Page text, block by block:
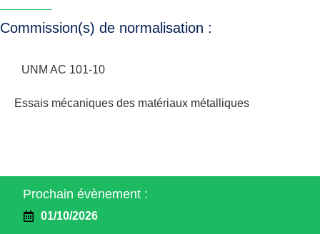
Commission(s) de normalisation :
UNM AC 101-10
Essais mécaniques des matériaux métalliques
Prochain évènement :
01/10/2026